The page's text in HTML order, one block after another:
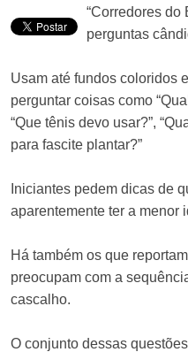
“Corredores do
perguntas
Usam até fundos coloridos
perguntar coisas como
“Que tênis devo usar?”,
para fascite plantar?”
Iniciantes pedem dicas de
aparentemente ter a menor
Há também os que
preocupam com a
cascalho.
O conjunto dessas